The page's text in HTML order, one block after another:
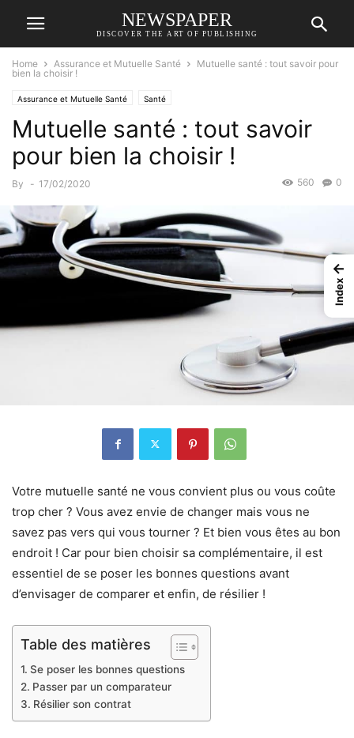
NEWSPAPER
DISCOVER THE ART OF PUBLISHING
Home Assurance et Mutuelle Santé
Mutuelle santé : tout savoir pour
bien la choisir !
Assurance et Mutuelle Santé Santé
Mutuelle santé : tout savoir
pour bien la choisir !
By - 17/02/2020 0
560
Votre mutuelle santé ne vous convient plus ou vous coûte
trop cher ? Vous avez envie de changer mais vous ne
savez pas vers qui vous tourner ? Et bien vous êtes au bon
endroit ! Car pour bien choisir sa complémentaire, il est
essentiel de se poser les bonnes questions avant
d’envisager de comparer et enfin, de résilier !
Table des matières
Se poser les bonnes questions
Passer par un comparateur
Résilier son contrat
←
Index